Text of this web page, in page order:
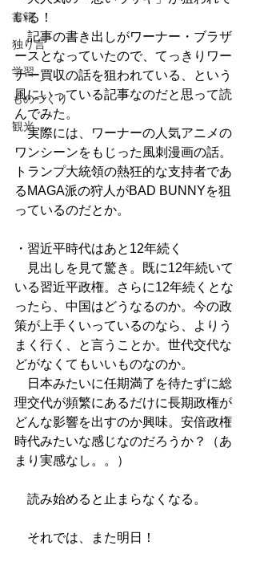
書籍
独り言
学習
ものづくり
観光
いる！
記事の書き出しがワーナー・ブラザ
ースとなっていたので、てっきりワー
ナー買収の話を狙われている、という
風にいっている記事なのだと思って読
んでみた。
実際には、ワーナーの人気アニメの
ワンシーンをもじった風刺漫画の話。
トランプ大統領の熱狂的な支持者であ
るMAGA派の狩人がBAD BUNNYを狙
っているのだとか。
・習近平時代はあと12年続く
見出しを見て驚き。既に12年続いて
いる習近平政権。さらに12年続くとな
ったら、中国はどうなるのか。今の政
策が上手くいっているのなら、よりう
まく行く、と言うことか。世代交代な
どがなくてもいいものなのか。
日本みたいに任期満了を待たずに総
理交代が頻繁にあるだけに長期政権が
どんな影響を出すのか興味。安倍政権
時代みたいな感じなのだろうか？（あ
まり実感なし。。）
読み始めると止まらなくなる。
それでは、また明日！